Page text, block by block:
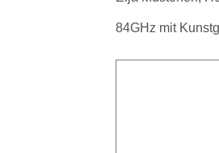
84GHz mit